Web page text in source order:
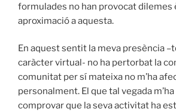
formulades no han provocat dilemes
aproximació a aquesta.
En aquest sentit la meva presència
caràcter virtual- no ha pertorbat la
comunitat per sí mateixa no m’ha
personalment. El que tal vegada
comprovar que la seva activitat ha